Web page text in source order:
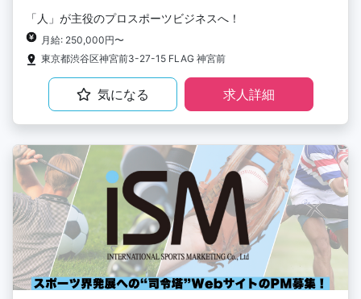
「人」が主役のプロスポーツビジネスへ！
月給: 250,000円〜
東京都渋谷区神宮前3-27-15 FLAG 神宮前
気になる 求人詳細